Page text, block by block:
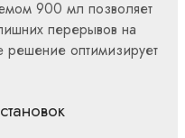
900 мл позволяет
перерывов на
оптимизирует